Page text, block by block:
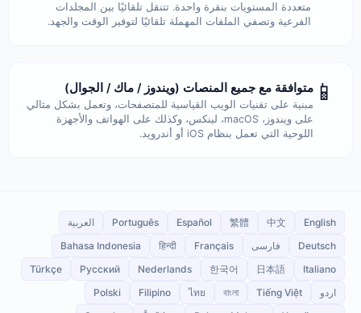
متعددة المستويات بنقرة واحدة. تتنقل تلقائيًا بين المجلدات
الفرعية وتصفي الملفات المهملة تلقائيًا لتوفير الوقت والجهد.
📱 متوافقة مع جميع المنصات (ويندوز / ماك / الجوال)
مبنية على تقنيات الويب القياسية للمتصفحات، وتعمل بشكل مثالي
على ويندوز، macOS، لينكس، وكذلك على الهواتف والأجهزة
اللوحية التي تعمل بنظام iOS أو أندرويد.
English
中文
繁體
Español
Português
العربية
Deutsch
فارسی Français
हिन्दी
Bahasa Indonesia
Italiano
日本語
한국어
Nederlands
Русский
Türkçe
اردو
Tiếng Việt
বাংলা
ไทย
Filipino
Polski